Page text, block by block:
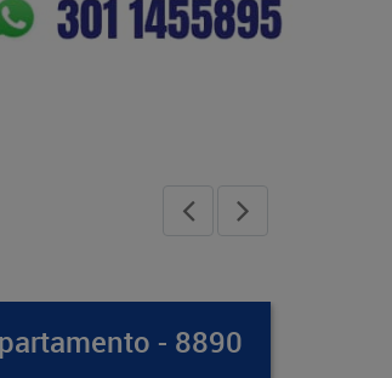
Casa - 8971